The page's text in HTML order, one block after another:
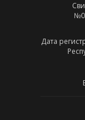
Дата